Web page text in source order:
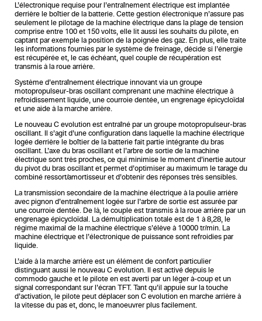
L’électronique requise pour l’entraînement électrique est implantée
derrière le boîtier de la batterie. Cette gestion électronique n’assure pas
seulement le pilotage de la machine électrique dans la plage de tension
comprise entre 100 et 150 volts, elle lit aussi les souhaits du pilote, en
captant par exemple la position de la poignée des gaz. En plus, elle traite
les informations fournies par le système de freinage, décide si l’énergie
est récupérée et, le cas échéant, quel couple de récupération est
transmis à la roue arrière.
Système d’entraînement électrique innovant via un groupe
motopropulseur-bras oscillant comprenant une machine électrique à
refroidissement liquide, une courroie dentée, un engrenage épicycloïdal
et une aide à la marche arrière.
Le nouveau C evolution est entraîné par un groupe motopropulseur-bras
oscillant. Il s’agit d’une configuration dans laquelle la machine électrique
logée derrière le boîtier de la batterie fait partie intégrante du bras
oscillant. L’axe du bras oscillant et l’arbre de sortie de la machine
électrique sont très proches, ce qui minimise le moment d’inertie autour
du pivot du bras oscillant et permet d’optimiser au maximum le tarage du
combiné ressort/amortisseur et d’obtenir des réponses très sensibles.
La transmission secondaire de la machine électrique à la poulie arrière
avec pignon d’entraînement logée sur l’arbre de sortie est assurée par
une courroie dentée. De là, le couple est transmis à la roue arrière par un
engrenage épicycloïdal. La démultiplication totale est de 1 à 8,28, le
régime maximal de la machine électrique s’élève à 10000 tr/min. La
machine électrique et l’électronique de puissance sont refroidies par
liquide.
L’aide à la marche arrière est un élément de confort particulier
distinguant aussi le nouveau C evolution. Il est activé depuis le
commodo gauche et le pilote en est averti par un léger à-coup et un
signal correspondant sur l’écran TFT. Tant qu’il appuie sur la touche
d’activation, le pilote peut déplacer son C evolution en marche arrière à
la vitesse du pas et, donc, le manoeuvrer plus facilement.